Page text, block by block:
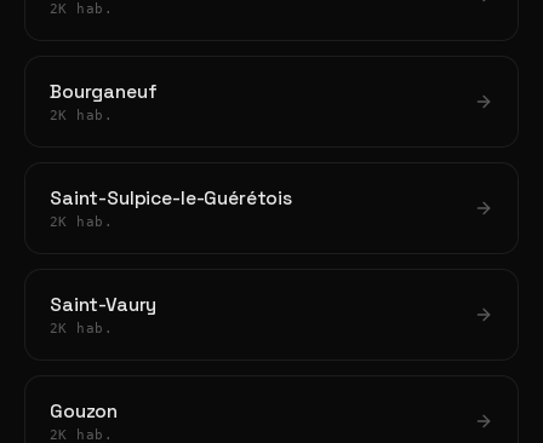
2K hab.
Bourganeuf
2K hab.
Saint-Sulpice-le-Guérétois
2K hab.
Saint-Vaury
2K hab.
Gouzon
2K hab.